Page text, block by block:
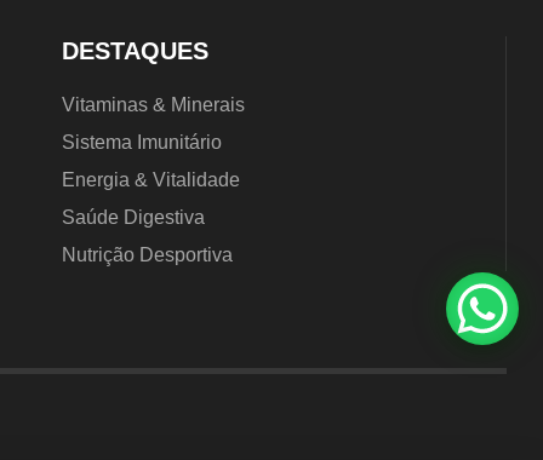
DESTAQUES
Vitaminas & Minerais
Sistema Imunitário
Energia & Vitalidade
Saúde Digestiva
Nutrição Desportiva